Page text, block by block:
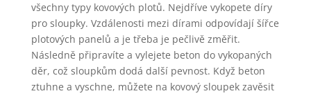
všechny typy kovových plotů. Nejdříve vykopete díry
pro sloupky. Vzdálenosti mezi dírami odpovídají šířce
plotových panelů a je třeba je pečlivě změřit.
Následně připravíte a vylejete beton do vykopaných
děr, což sloupkům dodá další pevnost. Když beton
ztuhne a vyschne, můžete na kovový sloupek zavěsit